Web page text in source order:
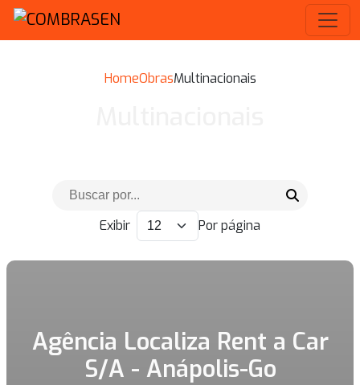
HomeObrasMultinacionais
Exibir Por página
Agência Localiza Rent a Car
S/A - Anápolis-Go